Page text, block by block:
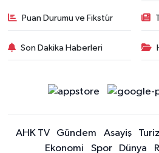
Puan Durumu ve Fikstür
Son Dakika Haberleri
AHK TV Gündem Asayiş
Ekonomi
Spor Dünya